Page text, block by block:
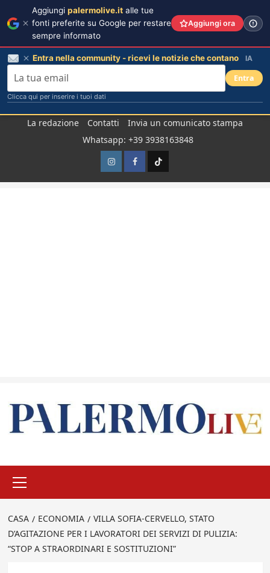
La redazione Contatti
Invia un comunicato stampa
Whatsapp: +39 3938163848
InstagramFacebook
TikTok
principale
CASA ECONOMIA
VILLA SOFIA-CERVELLO, STATO
D’AGITAZIONE PER I LAVORATORI DEI SERVIZI DI PULIZIA:
“STOP A STRAORDINARI E SOSTITUZIONI”
Aggiungi palermolive.it alle tue
fonti preferite su Google per restare
sempre informato
Aggiungi ora
Entra nella community - ricevi le notizie che contano IA
Entra
Clicca qui per inserire i tuoi dati